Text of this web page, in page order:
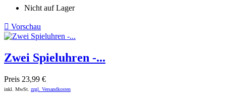
Nicht auf Lager
 Vorschau
Zwei Spieluhren -...
Preis 23,99 €
inkl. MwSt. zzgl. Versandkosten